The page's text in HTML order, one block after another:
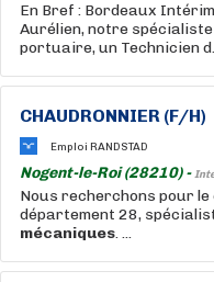
En Bref : Bordeaux
Aurélien, notre
portuaire, un Technicien
CHAUDRONNIER (F/H)
Emploi RANDSTAD
Nogent-le-Roi (28210) -
Nous recherchons pour
département 28,
mécaniques. ...